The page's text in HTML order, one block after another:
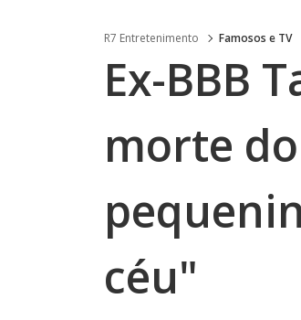
R7 Entretenimento Famosos e TV
Ex-BBB
morte
céu"